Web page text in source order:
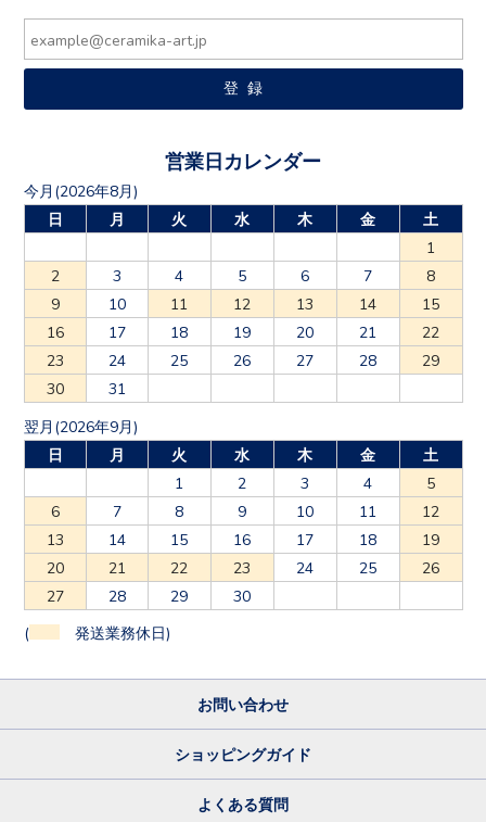
営業日カレンダー
今月(2026年8月)
日
月 火 水 木 金
土
1
2
3 4 5 6 7
8
9
10 11 12 13 14
15
16
17 18 19 20 21
22
23
24 25 26 27 28
29
30
31
翌月(2026年9月)
日
月 火 水 木 金
土
1
2 3 4
5
6
7 8 9 10 11
12
13
14 15 16 17 18
19
20
21 22 23 24 25
26
27
28 29 30
( 発送業務休日)
お問い合わせ
ショッピングガイド
よくある質問